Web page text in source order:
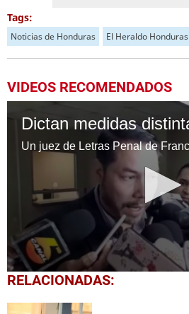
Tags:
Noticias de Honduras El Heraldo Honduras
VIDEOS RECOMENDADOS
0
seconds
RELACIONADAS: